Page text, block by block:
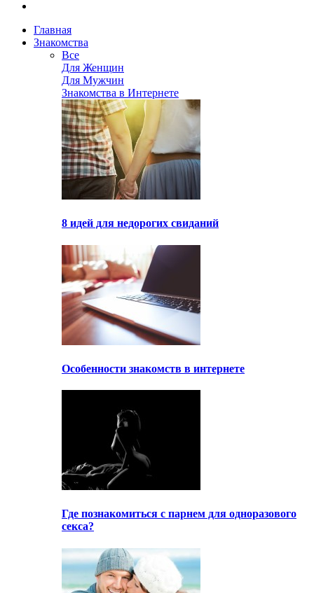
Главная
Знакомства
Все
Для Женщин
Для Мужчин
Знакомства в Интернете
8 идей для недорогих свиданий
Особенности знакомств в интернете
Где познакомиться с парнем для одноразового
секса?